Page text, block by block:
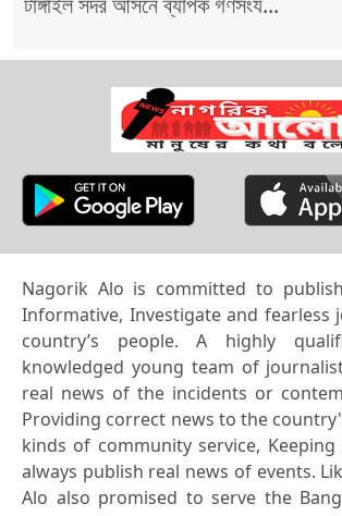
Nagorik Alo is committed to
Informative, Investigate and fearless
country’s people. A highly
knowledged young team of
real news of the incidents or
Providing correct news to the
kinds of community service,
always publish real news of events.
Alo also promised to serve the